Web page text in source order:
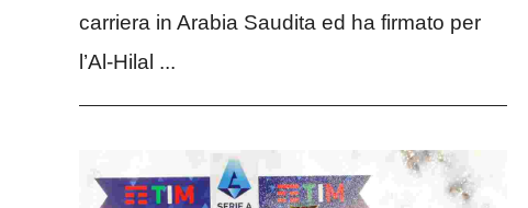
carriera in Arabia Saudita ed ha firmato per
l’Al-Hilal ...